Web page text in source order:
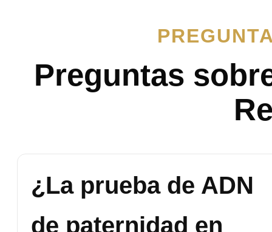
Preguntas
¿La prueba de ADN
de paternidad en